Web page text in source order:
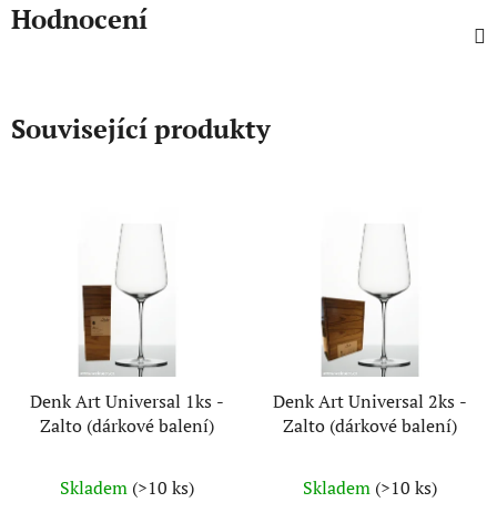
Hodnocení
Související produkty
Denk Art Universal 1ks -
Zalto (dárkové balení)
Skladem (>10 ks)
Denk Art Universal 2ks -
Zalto (dárkové balení)
Skladem (>10 ks)